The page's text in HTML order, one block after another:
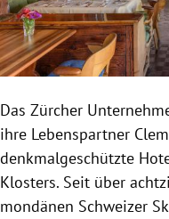
Das Zürcher
ihre Lebenspartner
denkmalgeschützte
Klosters. Seit über
mondänen Schweizer